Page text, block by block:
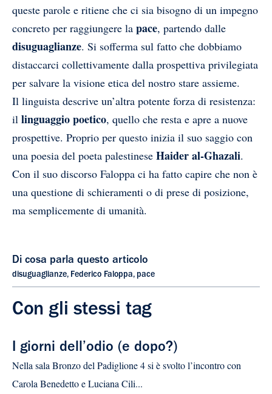
queste parole e ritiene che ci sia bisogno di un impegno
concreto per raggiungere la pace, partendo dalle
disuguaglianze. Si sofferma sul fatto che dobbiamo
distaccarci collettivamente dalla prospettiva privilegiata
per salvare la visione etica del nostro stare assieme.
Il linguista descrive un’altra potente forza di resistenza:
il linguaggio poetico, quello che resta e apre a nuove
prospettive. Proprio per questo inizia il suo saggio con
una poesia del poeta palestinese Haider al-Ghazali.
Con il suo discorso Faloppa ci ha fatto capire che non è
una questione di schieramenti o di prese di posizione,
ma semplicemente di umanità.
Di cosa parla questo articolo
disuguaglianze, Federico Faloppa, pace
Con gli stessi tag
I giorni dell’odio (e dopo?)
Nella sala Bronzo del Padiglione 4 si è svolto l’incontro con
Carola Benedetto e Luciana Cili...